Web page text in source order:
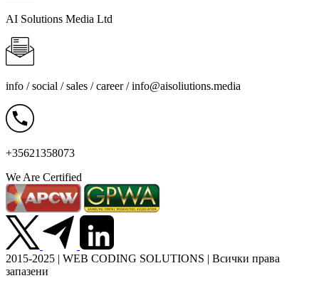
AI Solutions Media Ltd
info / social / sales / career /info@aisoliutions.media
+35621358073
We Are Certified
2015-2025 | WEB CODING SOLUTIONS | Всички права
запазени